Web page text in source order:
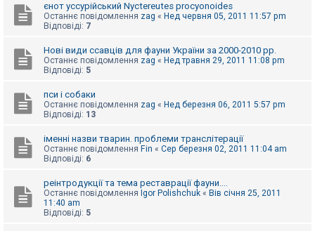
м
г
єнот уссурійський Nyctereutes procyonoides
Останнє повідомлення zag « Нед червня 05, 2011 11:57 pm
Відповіді: 7
Нові види ссавців для фауни України за 2000-2010 рр.
Останнє повідомлення zag « Нед травня 29, 2011 11:08 pm
Відповіді: 5
пси і собаки
Останнє повідомлення zag « Нед березня 06, 2011 5:57 pm
Відповіді: 13
іменні назви тварин. проблеми транслітерації
Останнє повідомлення Fin « Сер березня 02, 2011 11:04 am
Відповіді: 6
реінтродукції та тема реставрації фауни....
Останнє повідомлення Igor Polishchuk « Вів січня 25, 2011
11:40 am
Відповіді: 5